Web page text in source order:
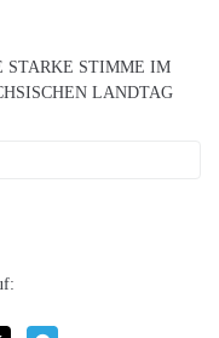
STARKE STIMME IM
LANDTAG